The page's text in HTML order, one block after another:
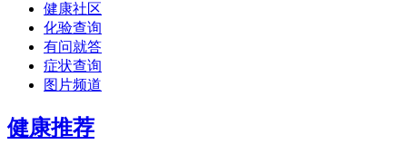
健康社区
化验查询
有问就答
症状查询
图片频道
健康推荐